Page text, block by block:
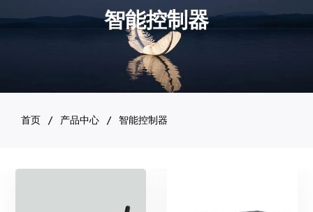
智能控制器
首页 产品中心 智能控制器